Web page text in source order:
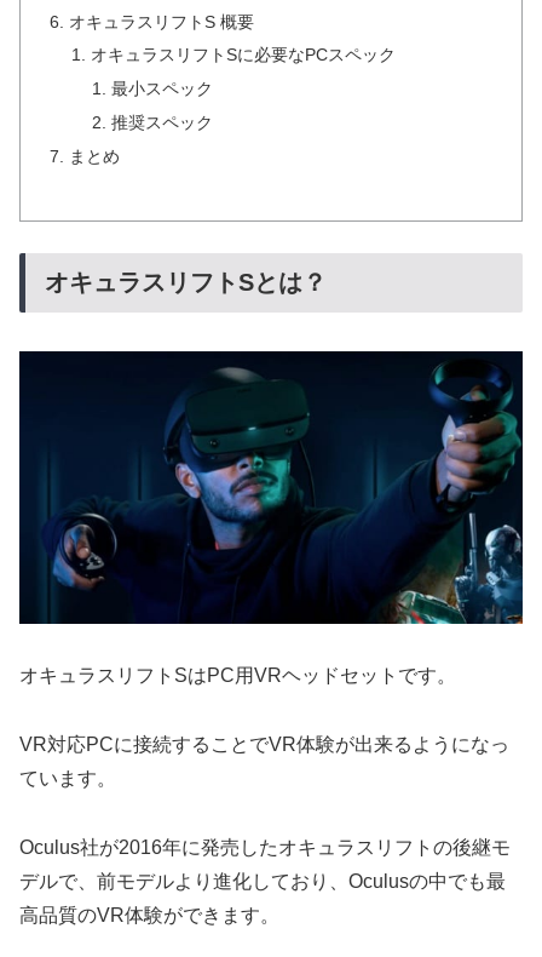
オキュラスリフトS 概要
オキュラスリフトSに必要なPCスペック
最小スペック
推奨スペック
まとめ
オキュラスリフトSとは？
オキュラスリフトSはPC用VRヘッドセットです。
VR対応PCに接続することでVR体験が出来るようになっ
ています。
Oculus社が2016年に発売したオキュラスリフトの後継モ
デルで、前モデルより進化しており、Oculusの中でも最
高品質のVR体験ができます。